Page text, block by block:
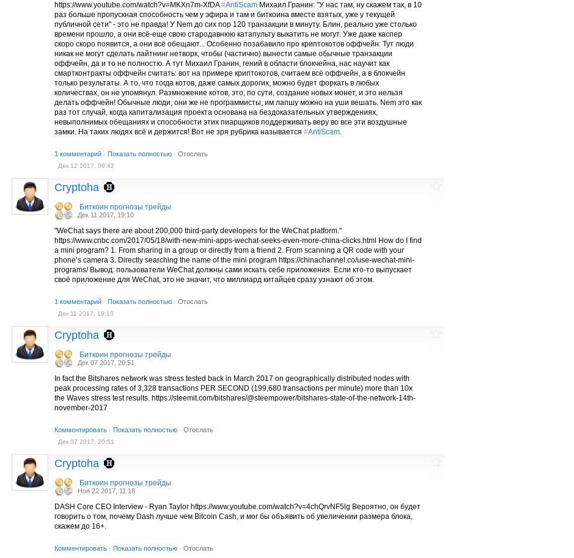
https://www.youtube.com/watch?v=MKXn7m-XfDA#AntiScam Михаил Гранин: "У нас там, ну скажем так, в 10
раз больше пропускная способность чем у эфира и там и биткоина вместе взятых, уже у текущей
публичной сети" - это не правда! У Nem до сих пор 120 транзакции в минуту. Блин, реально уже столько
времени прошло, а они всё-еще свою стародавнюю катапульту выкатить не могут. Уже даже каспер
скоро скоро появится, а они всё обещают... Особенно позабавило про криптокотов оффчейн: Тут люди
никак не могут сделать лайтнинг нетворк, чтобы (частично) вынести самые обычные транзакции
оффчейн, да и то не полностю. А тут Михаил Гранин, гений в области блокчейна, нас научит как
смартконтракты оффчейн считать: вот на примере криптокотов, считаем всё оффчейн, а в блокчейн
только результаты. А то, что тогда котов, даже самых дорогих, можно будет форкать в любых
количествах, он не упомянул. Размножение котов, это, по сути, создание новых монет, и это нельзя
делать оффчейн! Обычные люди, они же не программисты, им лапшу можно на уши вешать. Nem это как
раз тот случай, когда капитализация проекта основана на бездоказательных утверждениях,
невыполнимых обещаниях и способности этих пиарщиков поддерживать веру во все эти воздушные
замки. На таких людях всё и держится! Вот не зря рубрика называется #AntiScam.
1 комментарий · Показать полностью · Отослать
Дек 12 2017, 09:42
Cryptoha
Биткоин прогнозы трейды
Дек 11 2017, 19:10
"WeChat says there are about 200,000 third-party developers for the WeChat platform."
https://www.cnbc.com/2017/05/18/with-new-mini-apps-wechat-seeks-even-more-china-clicks.html How do I find
a mini program? 1. From sharing in a group or directly from a friend 2. From scanning a QR code with your
phone’s camera 3. Directly searching the name of the mini program https://chinachannel.co/use-wechat-mini-
programs/ Вывод: пользователи WeChat должны сами искать себе приложения. Если кто-то выпускает
своё приложение для WeChat, это не значит, что миллиард китайцев сразу узнают об этом.
1 комментарий · Показать полностью · Отослать
Дек 11 2017, 19:10
Cryptoha
Биткоин прогнозы трейды
Дек 07 2017, 20:51
In fact the Bitshares network was stress tested back in March 2017 on geographically distributed nodes with
peak processing rates of 3,328 transactions PER SECOND (199,680 transactions per minute) more than 10x
the Waves stress test results. https://steemit.com/bitshares/@steempower/bitshares-state-of-the-network-14th-
november-2017
Комментировать · Показать полностью · Отослать
Дек 07 2017, 20:51
Cryptoha
Биткоин прогнозы трейды
Ноя 22 2017, 11:18
DASH Core CEO Interview - Ryan Taylor https://www.youtube.com/watch?v=4chQrvNF5lg Вероятно, он будет
говорить о том, почему Dash лучше чем Bitcoin Cash, и мог бы объявить об увеличении размера блока,
скажем до 16+.
Комментировать · Показать полностью · Отослать